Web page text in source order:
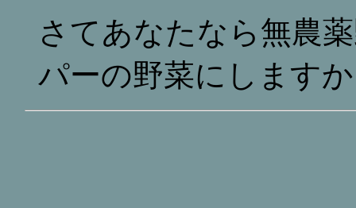
さてあなたなら無農
パーの野菜にします